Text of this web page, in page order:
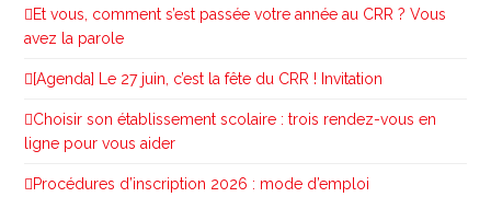
Et vous, comment s’est passée votre année au CRR ? Vous
avez la parole
[Agenda] Le 27 juin, c’est la fête du CRR ! Invitation
Choisir son établissement scolaire : trois rendez-vous en
ligne pour vous aider
Procédures d’inscription 2026 : mode d’emploi